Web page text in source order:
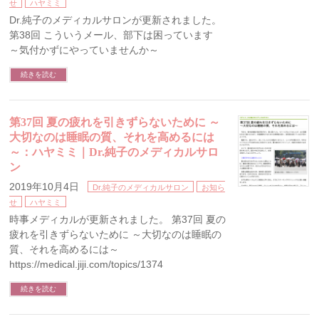
せ
ハヤミミ
Dr.純子のメディカルサロンが更新されました。
第38回 こういうメール、部下は困っています
～気付かずにやっていませんか～
続きを読む
第37回 夏の疲れを引きずらないために ～
大切なのは睡眠の質、それを高めるには
～：ハヤミミ｜Dr.純子のメディカルサロ
ン
2019年10月4日 Dr.純子のメディカルサロン
お知ら
せ
ハヤミミ
時事メディカルが更新されました。 第37回 夏の
疲れを引きずらないために ～大切なのは睡眠の
質、それを高めるには～
https://medical.jiji.com/topics/1374
続きを読む